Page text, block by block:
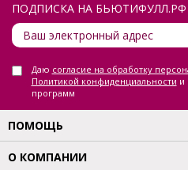
ПОДПИСКА НА БЬЮТИФУЛЛ.РФ
Даю согласие на обработку
Политикой конфиденциальности и
программ
ПОМОЩЬ
О КОМПАНИИ